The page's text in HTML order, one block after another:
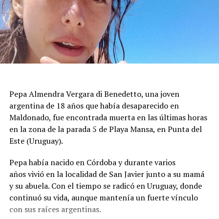
Durante la mañana siguiente, los bomberos
mantuvieron un operativo de inspección para evaluar
grietas, desprendimientos de revestimientos y posibles
riesgos de colapso. Las tareas priorizaron los inmuebles
con daños visibles antes de autorizar el regreso de los
zona.
El ministro de Protección Civil, Nello Musumeci, advirtió
sobre la continuidad de la actividad sísmica y señaló que
“nuevos eventos de magnitud superior a 3 podrían
las autoridades locales, que mantienen el monitoreo
para detectar réplicas y coordinar asistencia donde haga
falta.
Pepa Almendra Vergara di Benedetto, una joven
argentina de 18 años que había desaparecido en
Maldonado, fue encontrada muerta en las últimas horas
en la zona de la parada 5 de Playa Mansa, en Punta del
Este (Uruguay).
Pepa había nacido en Córdoba y durante varios
años vivió en la localidad de San Javier junto a su mamá
y su abuela. Con el tiempo se radicó en Uruguay, donde
continuó su vida, aunque mantenía un fuerte vínculo
con sus raíces argentinas.